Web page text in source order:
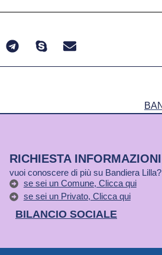
RICHIESTA INFORMAZIONI
vuoi conoscere di più su Bandiera Lilla?
se sei un Comune, Clicca qui
se sei un Privato, Clicca qui
BILANCIO SOCIALE